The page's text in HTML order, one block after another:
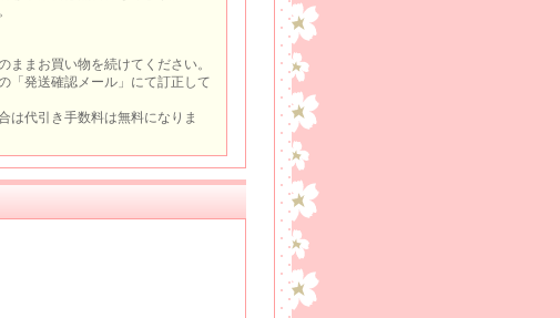
まお買い物を続けてください。
「発送確認メール」にて訂正して
代引き手数料は無料になりま